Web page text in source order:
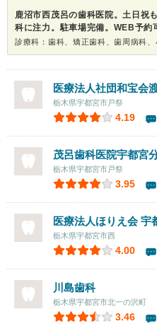
鹿沼市西茂呂の歯科医院。土日祝
科に注力。駐車場完備。WEB予約
医療法人社団和宝会
栃木県宇都宮市戸祭
4.19
茂呂歯科医院宇都宮
栃木県宇都宮市戸祭
3.95
医療法人ほりえ会 宇
栃木県宇都宮市西
4.00
川島歯科
栃木県宇都宮市北一の沢町
3.46